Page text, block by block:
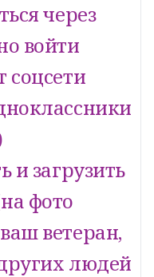
через
войти
соцсети
и загрузить
фото
ветеран,
людей